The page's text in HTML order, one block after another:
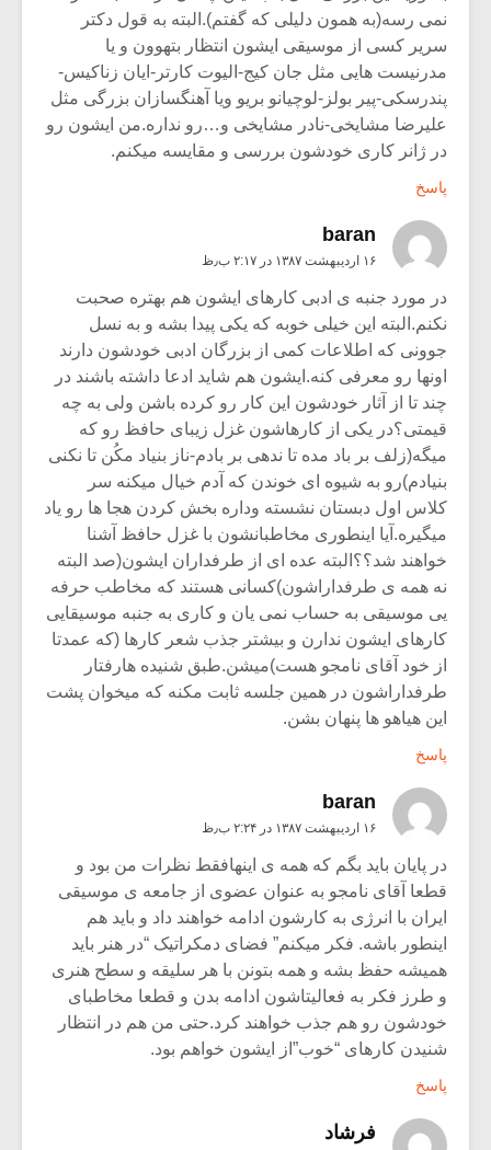
نمی رسه(به همون دلیلی که گفتم).البته به قول دکتر
سریر کسی از موسیقی ایشون انتظار بتهوون و یا
مدرنیست هایی مثل جان کیج-الیوت کارتر-ایان زناکیس-
پندرسکی-پیر بولز-لوچیانو بریو ویا آهنگسازان بزرگی مثل
علیرضا مشایخی-نادر مشایخی و…رو نداره.من ایشون رو
در ژانر کاری خودشون بررسی و مقایسه میکنم.
پاسخ
baran
۱۶ اردیبهشت ۱۳۸۷ در ۲:۱۷ ب٫ظ
در مورد جنبه ی ادبی کارهای ایشون هم بهتره صحبت
نکنم.البته این خیلی خوبه که یکی پیدا بشه و به نسل
جوونی که اطلاعات کمی از بزرگان ادبی خودشون دارند
اونها رو معرفی کنه.ایشون هم شاید ادعا داشته باشند در
چند تا از آثار خودشون این کار رو کرده باشن ولی به چه
قیمتی؟در یکی از کارهاشون غزل زیبای حافظ رو که
میگه(زلف بر باد مده تا ندهی بر بادم-ناز بنیاد مکُن تا نکنی
بنیادم)رو به شیوه ای خوندن که آدم خیال میکنه سر
کلاس اول دبستان نشسته وداره بخش کردن هجا ها رو یاد
میگیره.آیا اینطوری مخاطبانشون با غزل حافظ آشنا
خواهند شد؟؟البته عده ای از طرفداران ایشون(صد البته
نه همه ی طرفداراشون)کسانی هستند که مخاطب حرفه
یی موسیقی به حساب نمی یان و کاری به جنبه موسیقایی
کارهای ایشون ندارن و بیشتر جذب شعر کارها (که عمدتا
از خود آقای نامجو هست)میشن.طبق شنیده هارفتار
طرفداراشون در همین جلسه ثابت مکنه که میخوان پشت
این هیاهو ها پنهان بشن.
پاسخ
baran
۱۶ اردیبهشت ۱۳۸۷ در ۲:۲۴ ب٫ظ
در پایان باید بگم که همه ی اینهافقط نظرات من بود و
قطعا آقای نامجو به عنوان عضوی از جامعه ی موسیقی
ایران با انرژی به کارشون ادامه خواهند داد و باید هم
اینطور باشه. فکر میکنم” فضای دمکراتیک “در هنر باید
همیشه حفظ بشه و همه بتونن با هر سلیقه و سطح هنری
و طرز فکر به فعالیتاشون ادامه بدن و قطعا مخاطبای
خودشون رو هم جذب خواهند کرد.حتی من هم در انتظار
شنیدن کارهای “خوب”از ایشون خواهم بود.
پاسخ
فرشاد